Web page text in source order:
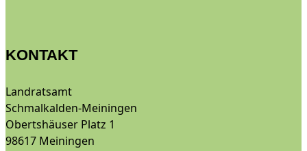
KONTAKT
Landratsamt
Schmalkalden-Meiningen
Obertshäuser Platz 1
98617 Meiningen